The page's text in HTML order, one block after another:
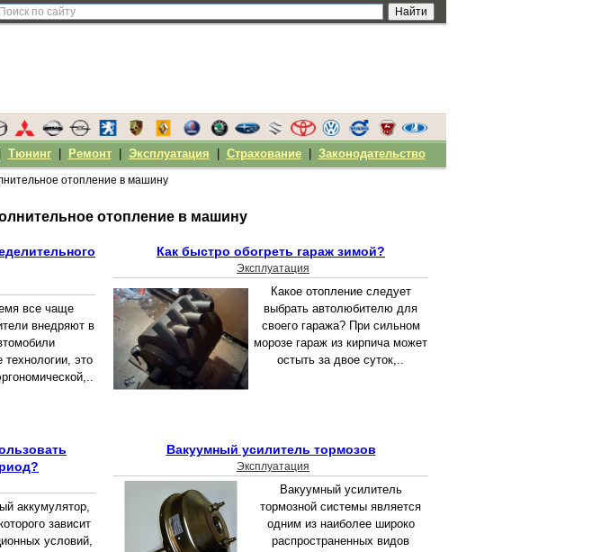
отопление в машину
отопление в машину
все чаще
внедряют в
это
Как быстро обогреть гараж зимой?
Эксплуатация
Какое отопление следует
выбрать автолюбителю для
своего гаража? При сильном
морозе гараж из кирпича может
остыть за двое суток,..
аккумулятор,
зависит
условий,
Вакуумный усилитель тормозов
Эксплуатация
Вакуумный усилитель
тормозной системы является
одним из наиболее широко
распространенных видов
Тюнинг| Ремонт| Эксплуатация Страхование| Законодательство